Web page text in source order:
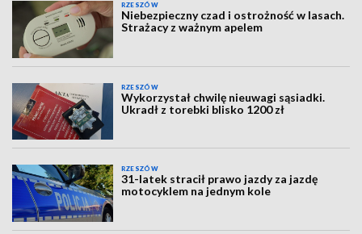
RZESZÓW
Niebezpieczny czad i ostrożność w lasach.
Strażacy z ważnym apelem
RZESZÓW
Wykorzystał chwilę nieuwagi sąsiadki.
Ukradł z torebki blisko 1200 zł
RZESZÓW
31-latek stracił prawo jazdy za jazdę
motocyklem na jednym kole